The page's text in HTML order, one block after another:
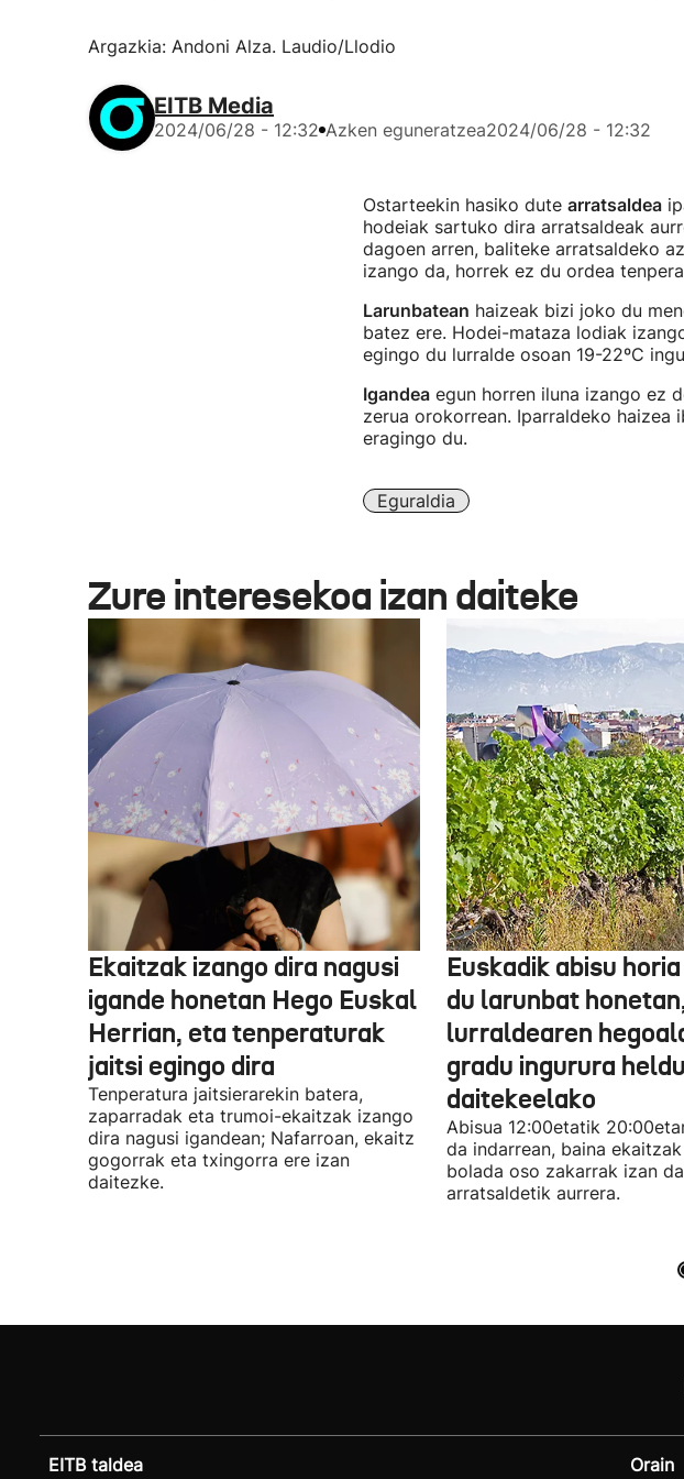
Argazkia: Andoni Alza. Laudio/Llodio
EITB Media
2024/06/28 - 12:32 Azken eguneratzea2024/06/28 - 12:32
Ostarteekin hasiko dute arratsaldea
hodeiak sartuko dira arratsaldeak
dagoen arren, baliteke arratsaldeko
izango da, horrek ez du ordea
Larunbatean haizeak bizi joko du
batez ere. Hodei-mataza lodiak
egingo du lurralde osoan 19-22ºC
Igandeaegun horren iluna izango ez
zerua orokorrean. Iparraldeko
eragingo du.
Eguraldia
Zure interesekoa izan daiteke
Ekaitzak izango dira nagusi
igande honetan Hego Euskal
Herrian, eta tenperaturak
jaitsi egingo dira
Tenperatura jaitsierarekin batera,
zaparradak eta trumoi-ekaitzak izango
dira nagusi igandean; Nafarroan, ekaitz
gogorrak eta txingorra ere izan
daitezke.
Euskadik abisu
du larunbat
lurraldearen
gradu ingurura heldu
daitekeelako
Abisua 12:00etatik
da indarrean, baina
bolada oso zakarrak izan
arratsaldetik aurrera.
EITB taldea Orain